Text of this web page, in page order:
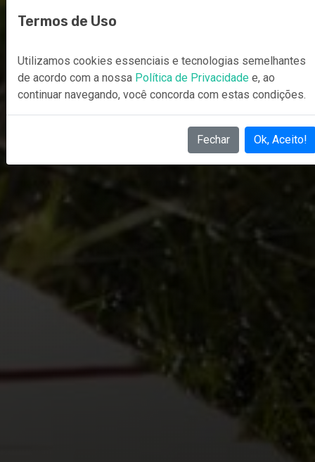
Termos de Uso
Utilizamos cookies essenciais e tecnologias semelhantes
de acordo com a nossa Política de Privacidade e, ao
continuar navegando, você concorda com estas condições.
Fechar Ok, Aceito!